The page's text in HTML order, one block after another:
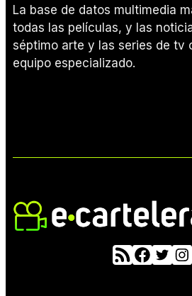
La base de datos multimedia
todas las películas, y las
séptimo arte y las series de tv
equipo especializado.